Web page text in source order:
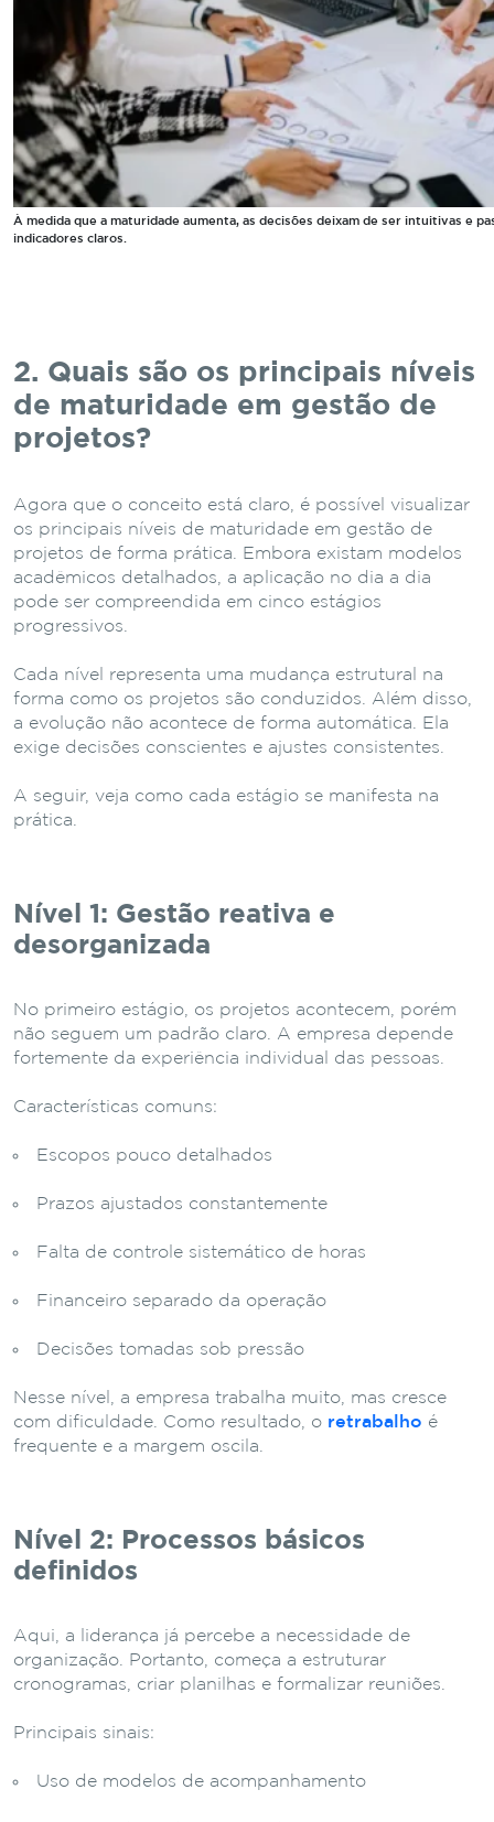
À medida que a maturidade aumenta, as decisões deixam de ser intuitivas e
indicadores claros.
2. Quais são os principais níveis
de maturidade em gestão de
projetos?
Agora que o conceito está claro, é possível visualizar
os principais níveis de maturidade em gestão de
projetos de forma prática. Embora existam modelos
acadêmicos detalhados, a aplicação no dia a dia
pode ser compreendida em cinco estágios
progressivos.
Cada nível representa uma mudança estrutural na
forma como os projetos são conduzidos. Além disso,
a evolução não acontece de forma automática. Ela
exige decisões conscientes e ajustes consistentes.
A seguir, veja como cada estágio se manifesta na
prática.
Nível 1: Gestão reativa e
desorganizada
No primeiro estágio, os projetos acontecem, porém
não seguem um padrão claro. A empresa depende
fortemente da experiência individual das pessoas.
Características comuns:
Escopos pouco detalhados
Prazos ajustados constantemente
Falta de controle sistemático de horas
Financeiro separado da operação
Decisões tomadas sob pressão
Nesse nível, a empresa trabalha muito, mas cresce
com dificuldade. Como resultado, o retrabalho é
frequente e a margem oscila.
Nível 2: Processos básicos
definidos
Aqui, a liderança já percebe a necessidade de
organização. Portanto, começa a estruturar
cronogramas, criar planilhas e formalizar reuniões.
Principais sinais:
Uso de modelos de acompanhamento